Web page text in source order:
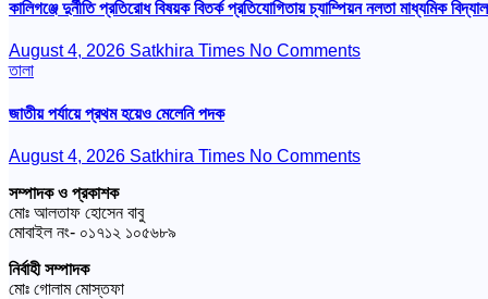
কালিগঞ্জে দুর্নীতি প্রতিরোধ বিষয়ক বিতর্ক প্রতিযোগিতায় চ্যাম্পিয়ন নলতা মাধ্যমিক
August 4, 2026 Satkhira Times No Comments
তালা
জাতীয় পর্যায়ে প্রথম হয়েও মেলেনি পদক
August 4, 2026 Satkhira Times No Comments
সম্পাদক ও প্রকাশক
মোঃ আলতাফ হোসেন বাবু
মোবাইল নং- ০১৭১২ ১০৫৬৮৯
নির্বাহী সম্পাদক
মোঃ গোলাম মোস্তফা